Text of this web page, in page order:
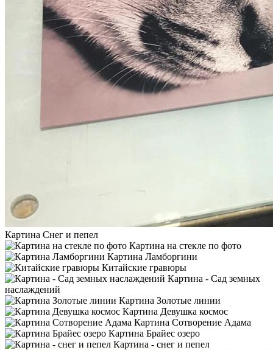
Картина Снег и пепел
Картина на стекле по фото
Картина Ламборгини
Китайские гравюры
Картина - Сад земных
наслаждений
Картина Золотые линии
Картина Девушка космос
Картина Сотворение Адама
Картина Брайес озеро
Картина - снег и пепел